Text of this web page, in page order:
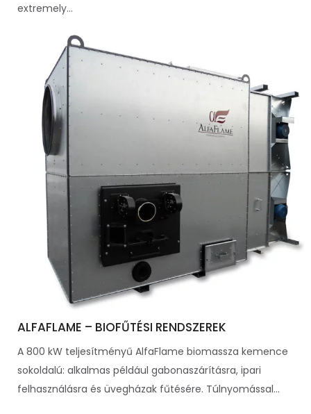
extremely...
ALFAFLAME – BIOFŰTÉSI RENDSZEREK
A 800 kW teljesítményű AlfaFlame biomassza kemence
sokoldalú: alkalmas például gabonaszárításra, ipari
felhasználásra és üvegházak fűtésére. Túlnyomással...